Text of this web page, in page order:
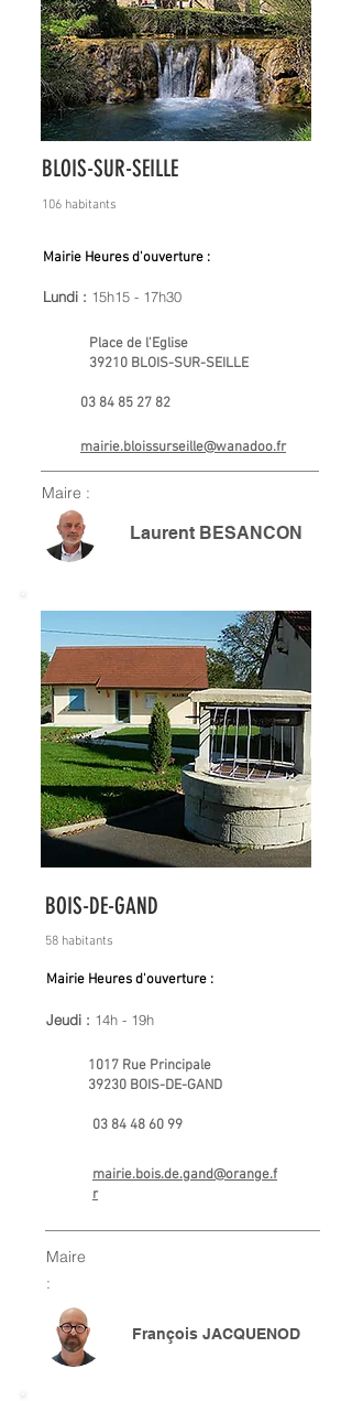
BLOIS-SUR-SEILLE
106 habitants
Mairie Heures d'ouverture :
Lundi : 15h15 - 17h30
Place de l'Eglise
39210 BLOIS-SUR-SEILLE
03 84 85 27 82
mairie.bloissurseille@wanadoo.fr
Maire :
Laurent BESANCON
BOIS-DE-GAND
58 habitants
Mairie Heures d'ouverture :
Jeudi : 14h - 19h
1017 Rue Principale
39230 BOIS-DE-GAND
03 84 48 60 99
mairie.bois.de.gand@orange.f
r
Maire
:
François JACQUENOD